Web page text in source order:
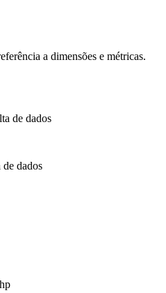
a dimensões e métricas.
de dados
dados